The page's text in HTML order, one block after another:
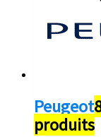
Peugeot
produits